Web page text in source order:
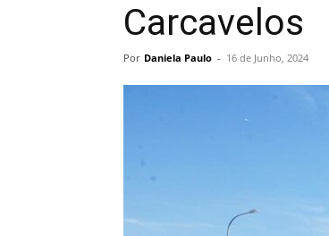
Carcavelos
Por Daniela Paulo - 16 de Junho, 2024